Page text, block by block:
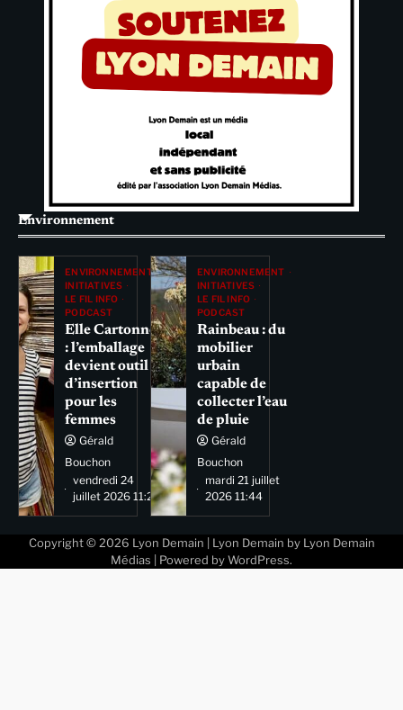
Environnement
ENVIRONNEMENT
INITIATIVES
LE FIL INFO
PODCAST
Elle Cartonne
: l’emballage
devient outil
d’insertion
pour les
femmes
Gérald
Bouchon
vendredi 24
juillet 2026 11:29
ENVIRONNEMENT
INITIATIVES
LE FIL INFO
PODCAST
Rainbeau : du
mobilier
urbain
capable de
collecter l’eau
de pluie
Gérald
Bouchon
mardi 21 juillet
2026 11:44
Copyright © 2026 Lyon Demain | Lyon Demain by Lyon Demain
Médias | Powered by WordPress.